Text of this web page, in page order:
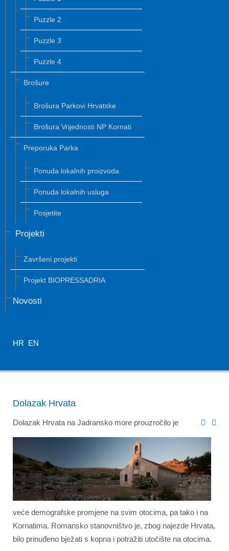
Puzzle 2
Puzzle 3
Puzzle 4
Brošure
Brošura Parkovi Hrvatske
Brošura Vrijednosti NP Kornati
Preporuka Parka
Ponuda lokalnih proizvoda
Ponuda lokalnih usluga
Posjetite
Projekti
Završeni projekti
Projekt BIOPRESSADRIA
Novosti
HR EN
Dolazak Hrvata
Dolazak Hrvata na Jadransko more prouzročilo je
veće demografske promjene na svim otocima, pa tako i na
Kornatima. Romansko stanovništvo je, zbog najezde Hrvata,
bilo prinuđeno bježati s kopna i potražiti utočište na otocima.